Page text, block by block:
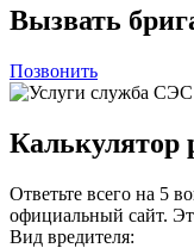
Вызвать
Позвонить
Калькулятор
Ответьте всего на 5
официальный сайт.
Вид вредителя: